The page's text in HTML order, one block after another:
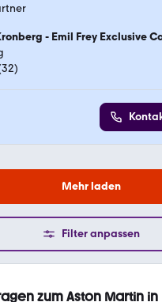
- Emil Frey Exclusive
32)
Mehr laden
Filter anpassen
zum Aston Martin in